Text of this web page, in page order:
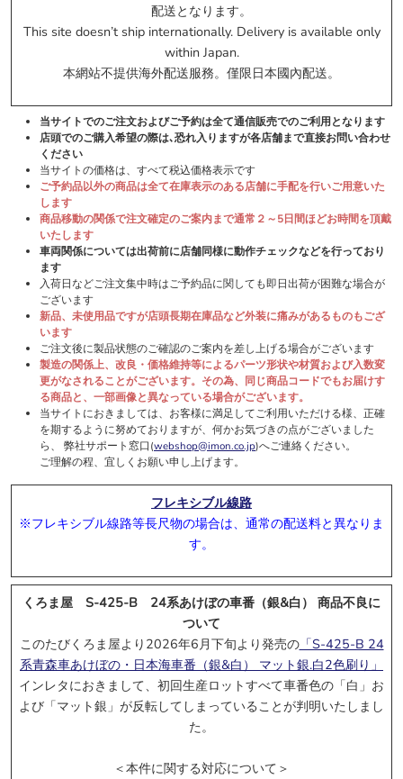
* クリックするとポップアップします
6/10受付開始:グリーンマックス
* クリックするとポップアップします
6/5受付開始:
* クリックするとポップアップします
マイクロエース
* クリックするとポップアップします
5/13受付開始:TOMIX
配送となります。
This site doesn’t ship internationally. Delivery is available only
within Japan.
本網站不提供海外配送服務。僅限日本國內配送。
当サイトでのご注文およびご予約は全て通信販売でのご利用となります
店頭でのご購入希望の際は､恐れ入りますが各店舗まで直接お問い合わせ
ください
当サイトの価格は、すべて税込価格表示です
ご予約品以外の商品は全て在庫表示のある店舗に手配を行いご用意いた
します
商品移動の関係で注文確定のご案内まで通常２～5日間ほどお時間を頂戴
いたします
車両関係については出荷前に店舗同様に動作チェックなどを行っており
ます
入荷日などご注文集中時はご予約品に関しても即日出荷が困難な場合が
ございます
新品、未使用品ですが店頭長期在庫品など外装に痛みがあるものもござ
います
ご注文後に製品状態のご確認のご案内を差し上げる場合がございます
製造の関係上、改良・価格維持等によるパーツ形状や材質および入数変
更がなされることがございます。その為、同じ商品コードでもお届けす
る商品と、一部画像と異なっている場合がございます。
当サイトにおきましては、お客様に満足してご利用いただける様、正確
を期するように努めておりますが、何かお気づきの点がございました
ら、 弊社サポート窓口(webshop@imon.co.jp)へご連絡ください。
ご理解の程、宜しくお願い申し上げます。
フレキシブル線路
※フレキシブル線路等長尺物の場合は、通常の配送料と異なりま
す。
くろま屋 S-425-B 24系あけぼの車番（銀&白） 商品不良に
ついて
このたびくろま屋より2026年6⽉下旬より発売の「S-425-B 24
系⻘森⾞あけぼの・⽇本海⾞番（銀&⽩） マット銀.⽩2⾊刷り」
インレタにおきまして、初回生産ロットすべて⾞番⾊の「⽩」お
よび「マット銀」が反転してしまっていることが判明いたしまし
た。
＜本件に関する対応について＞